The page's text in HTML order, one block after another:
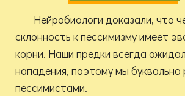
Нейробиологи доказали, что
склонность к пессимизму имеет
корни. Наши предки всегда
нападения, поэтому мы
пессимистами.